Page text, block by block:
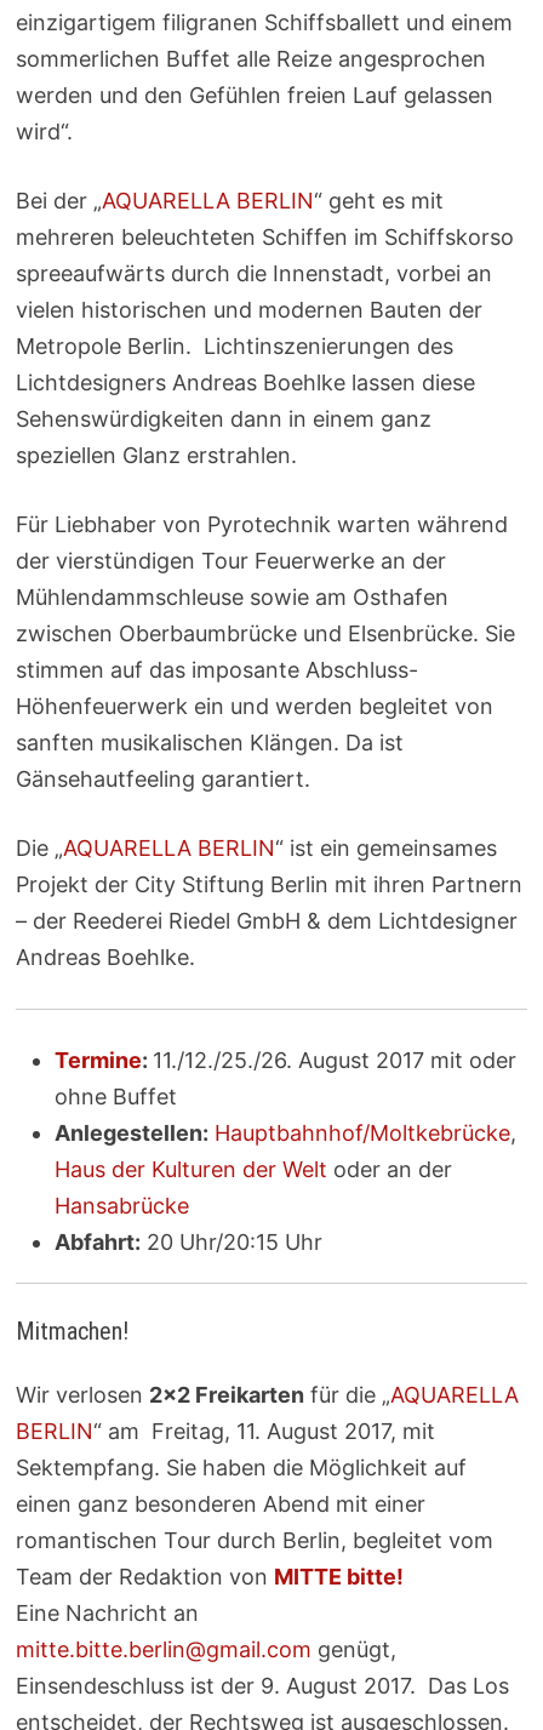
einzigartigem filigranen Schiffsballett und einem
sommerlichen Buffet alle Reize angesprochen
werden und den Gefühlen freien Lauf gelassen
wird“.
Bei der „AQUARELLA BERLIN“ geht es mit
mehreren beleuchteten Schiffen im Schiffskorso
spreeaufwärts durch die Innenstadt, vorbei an
vielen historischen und modernen Bauten der
Metropole Berlin. Lichtinszenierungen des
Lichtdesigners Andreas Boehlke lassen diese
Sehenswürdigkeiten dann in einem ganz
speziellen Glanz erstrahlen.
Für Liebhaber von Pyrotechnik warten während
der vierstündigen Tour Feuerwerke an der
Mühlendammschleuse sowie am Osthafen
zwischen Oberbaumbrücke und Elsenbrücke. Sie
stimmen auf das imposante Abschluss-
Höhenfeuerwerk ein und werden begleitet von
sanften musikalischen Klängen. Da ist
Gänsehautfeeling garantiert.
Die „AQUARELLA BERLIN“ ist ein gemeinsames
Projekt der City Stiftung Berlin mit ihren Partnern
– der Reederei Riedel GmbH & dem Lichtdesigner
Andreas Boehlke.
Termine: 11./12./25./26. August 2017 mit oder
ohne Buffet
Anlegestellen: Hauptbahnhof/Moltkebrücke,
Haus der Kulturen der Welt oder an der
Hansabrücke
Abfahrt: 20 Uhr/20:15 Uhr
Mitmachen!
Wir verlosen 2×2 Freikarten für die „AQUARELLA
BERLIN“ am Freitag, 11. August 2017, mit
Sektempfang. Sie haben die Möglichkeit auf
einen ganz besonderen Abend mit einer
romantischen Tour durch Berlin, begleitet vom
Team der Redaktion von MITTE bitte!
Eine Nachricht an
mitte.bitte.berlin@gmail.com genügt,
Einsendeschluss ist der 9. August 2017. Das Los
entscheidet, der Rechtsweg ist ausgeschlossen.